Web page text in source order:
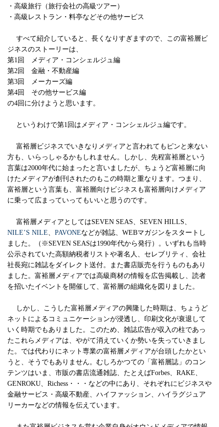
・高級旅行（旅行会社の高級ツアー）
・高級レストラン・料亭などその他サービス
すべて紹介していると、長くなりすぎますので、この富裕層ビ
ジネスのストーリーは、
第1回 メディア・コンシェルジュ編
第2回 金融・不動産編
第3回 メーカーズ編
第4回 その他サービス編
の4回に分けようと思います。
というわけで第1回はメディア・コンシェルジュ編です。
富裕層ビジネスでいきなりメディアと言われてもピンと来ない
方も、いらっしゃるかもしれません。しかし、先程富裕層という
言葉は2000年代に始まったと言いましたが、ちょうど富裕層に向
けたメディアが創刊されたのもこの時期と重なります。つまり、
富裕層という言葉も、富裕層向けビジネスも富裕層向けメディア
に乗って広まっていってもいいと思うのです。
富裕層メディアとしてはSEVEN SEAS、SEVEN HILLS、
NILE’S NILE、 PAVONEなどが雑誌、WEBマガジンをスタートし
ました。（※SEVEN SEASは1990年代から発行）。いずれも当時
公示されていた高額納税者リストや著名人、セレブリティ、会社
社長宛に雑誌をダイレクト送付。また書店販売を行うものもあり
ました。富裕層メディアでは高級商材の情報を広告掲載し、読者
を招いたイベントを開催して、富裕層の組織化を図りました。
しかし、こうした富裕層メディアの興隆した時期は、ちょうど
ネットによるコミュニケーションが浸透し、印刷文化が衰退して
いく時期でもありました。このため、雑誌広告が収入の柱であっ
たこれらメディアは、やがて消えていくか勢いを失っていきまし
た。では代わりにネット専業の富裕層メディアが台頭したかとい
うと、そうでもありません。むしろかつての「富裕層誌」のコン
テンツはいま、市販の書店流通雑誌、たとえばForbes、RAKE、
GENROKU、Richess・・・などの中にあり、それぞれにビジネスや
金融サービス・高級不動産、ハイファッション、ハイラグジュア
リーカーなどの情報を伝えています。